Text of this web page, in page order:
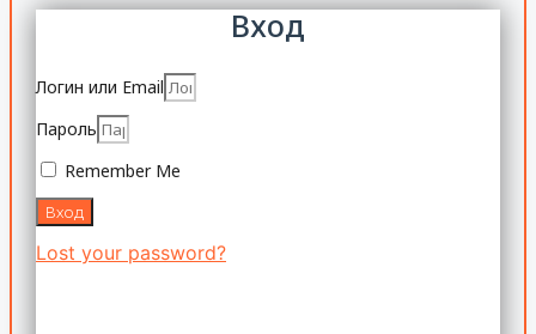
Вход
Логин или Email
Пароль
Remember Me
Вход
Lost your password?